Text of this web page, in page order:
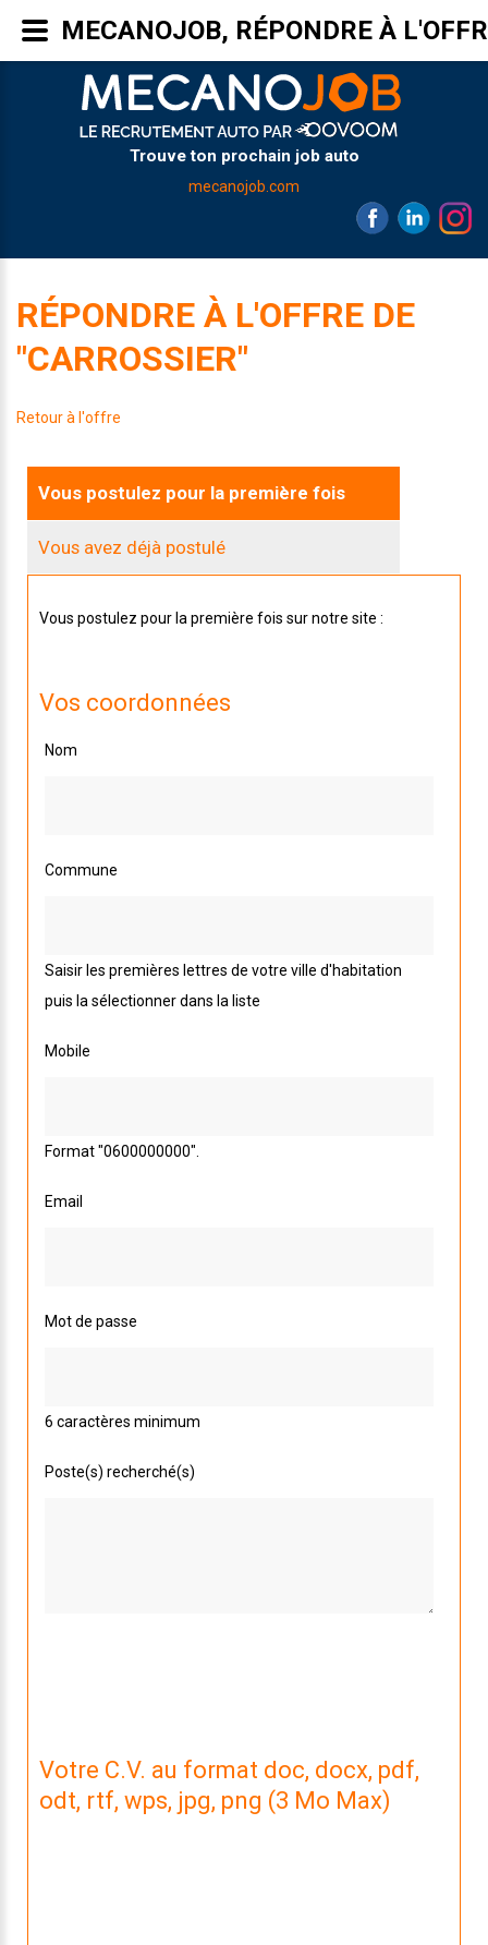
Trouve ton prochain job auto
mecanojob.com
RÉPONDRE À L'OFFRE DE
"CARROSSIER"
Retour à l'offre
Vous postulez pour la première fois
Vous avez déjà postulé
Vous postulez pour la première fois sur notre site :
Vos coordonnées
Nom
Commune
Saisir les premières lettres de votre ville d'habitation
puis la sélectionner dans la liste
Mobile
Format "0600000000".
Email
Mot de passe
6 caractères minimum
Poste(s) recherché(s)
Votre C.V. au format doc, docx, pdf,
odt, rtf, wps, jpg, png (3 Mo Max)
MECANOJOB, RÉPONDRE À